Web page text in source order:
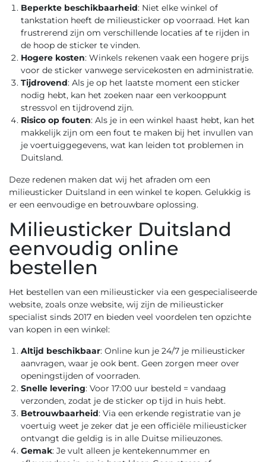
Beperkte beschikbaarheid: Niet elke winkel of
tankstation heeft de milieusticker op voorraad. Het kan
frustrerend zijn om verschillende locaties af te rijden in
de hoop de sticker te vinden.
Hogere kosten: Winkels rekenen vaak een hogere prijs
voor de sticker vanwege servicekosten en administratie.
Tijdrovend: Als je op het laatste moment een sticker
nodig hebt, kan het zoeken naar een verkooppunt
stressvol en tijdrovend zijn.
Risico op fouten: Als je in een winkel haast hebt, kan het
makkelijk zijn om een fout te maken bij het invullen van
je voertuiggegevens, wat kan leiden tot problemen in
Duitsland.
Deze redenen maken dat wij het afraden om een
milieusticker Duitsland in een winkel te kopen. Gelukkig is
er een eenvoudige en betrouwbare oplossing.
Milieusticker Duitsland
eenvoudig online
bestellen
Het bestellen van een milieusticker via een gespecialiseerde
website, zoals onze website, wij zijn de milieusticker
specialist sinds 2017 en bieden veel voordelen ten opzichte
van kopen in een winkel:
Altijd beschikbaar: Online kun je 24/7 je milieusticker
aanvragen, waar je ook bent. Geen zorgen meer over
openingstijden of voorraden.
Snelle levering: Voor 17:00 uur besteld = vandaag
verzonden, zodat je de sticker op tijd in huis hebt.
Betrouwbaarheid: Via een erkende registratie van je
voertuig weet je zeker dat je een officiële milieusticker
ontvangt die geldig is in alle Duitse milieuzones.
Gemak: Je vult alleen je kentekennummer en